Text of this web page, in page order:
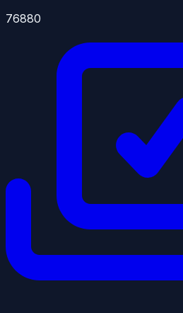
76880